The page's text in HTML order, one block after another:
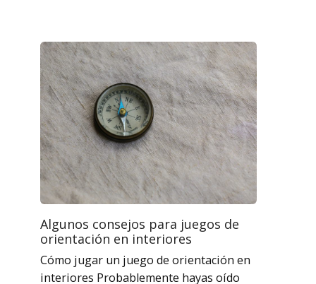
Algunos consejos para juegos de
orientación en interiores
Cómo jugar un juego de orientación en
interiores Probablemente hayas oído